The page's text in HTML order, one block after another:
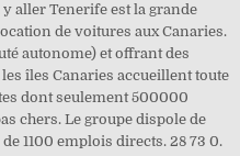
aller Tenerife est la grande
de voitures aux Canaries.
autonome) et offrant des
îles Canaries accueillent toute
dont seulement 500000
chers. Le groupe dispole de
1100 emplois directs. 28 73 0.